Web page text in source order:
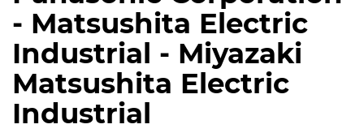
- Matsushita Electric
Industrial - Miyazaki
Matsushita Electric
Industrial